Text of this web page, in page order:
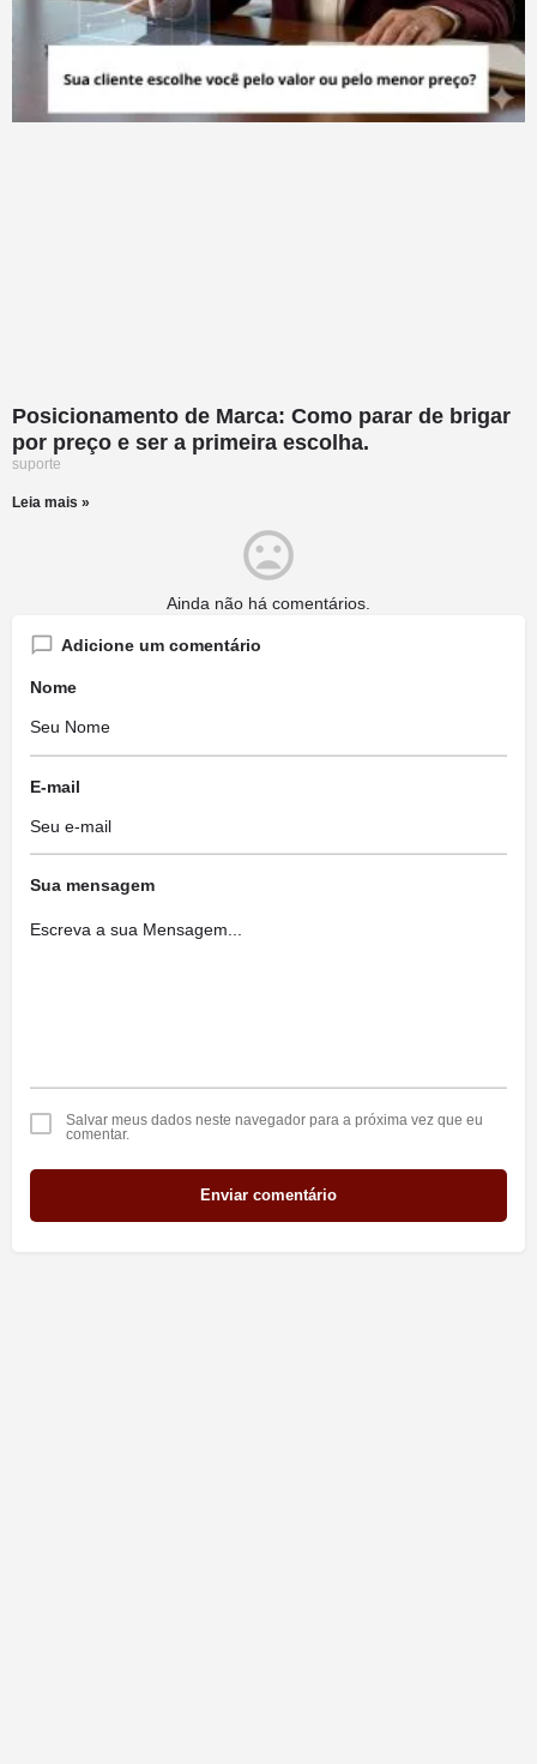
Posicionamento de Marca: Como parar de brigar
por preço e ser a primeira escolha.
suporte
Leia mais »
Ainda não há comentários.
Adicione um comentário
Nome
E-mail
Sua mensagem
Salvar meus dados neste navegador para a próxima vez que eu
comentar.
Enviar comentário